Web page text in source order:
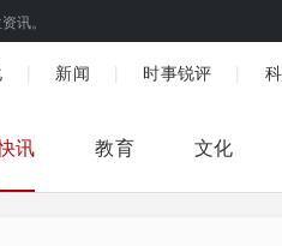
讯。
新闻 时事锐评
讯 教育 文化